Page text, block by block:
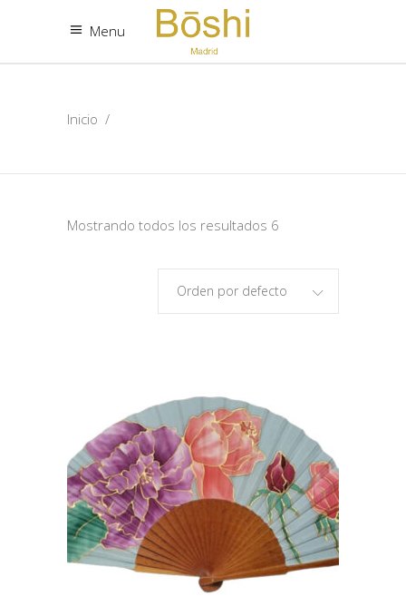
Menu
Inicio /
Mostrando todos los resultados 6
Orden por defecto
ABANICOS ARTESANALES
DE SEDA Y PERAL PULIDO
HECHOS A MANO. MA38
105,00